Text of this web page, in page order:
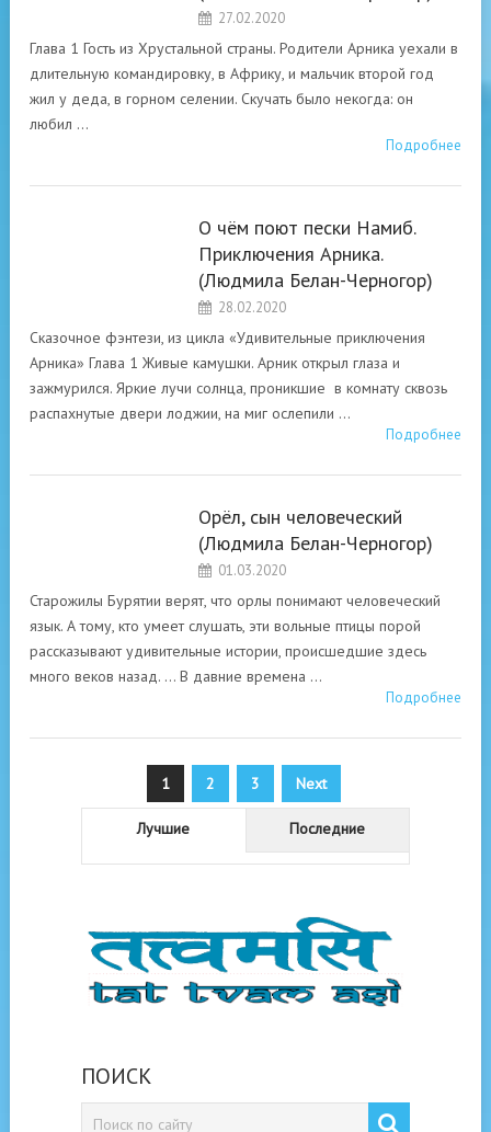
ЛЮДМИЛА БЕЛАН-
ЧЕРНОГОР
27.02.2020
Глава 1 Гость из Хрустальной страны. Родители Арника уехали в
длительную командировку, в Африку, и мальчик второй год
жил у деда, в горном селении. Скучать было некогда: он
любил …
Подробнее
ЛЮДМИЛА БЕЛАН-
ЧЕРНОГОР
О чём поют пески Намиб.
Приключения Арника.
(Людмила Белан-Черногор)
28.02.2020
Сказочное фэнтези, из цикла «Удивительные приключения
Арника» Глава 1 Живые камушки. Арник открыл глаза и
зажмурился. Яркие лучи солнца, проникшие в комнату сквозь
распахнутые двери лоджии, на миг ослепили …
Подробнее
ЧЕРНОГОР)
Орёл, сын человеческий
(Людмила Белан-Черногор)
01.03.2020
Старожилы Бурятии верят, что орлы понимают человеческий
язык. А тому, кто умеет слушать, эти вольные птицы порой
рассказывают удивительные истории, происшедшие здесь
много веков назад. … В давние времена …
Подробнее
записей
1 2 3 Next
Лучшие Последние
ПОИСК